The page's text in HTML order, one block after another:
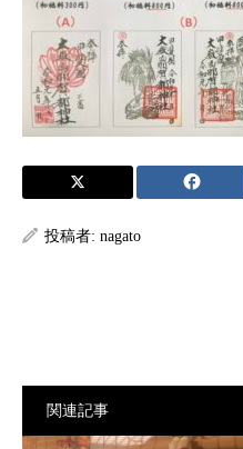
投稿者: nagato
関連記事